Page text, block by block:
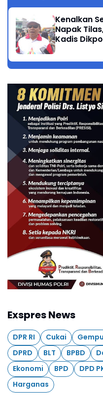
Kenalkan
Napak
Kadis
Exspres News
DPR RI Cukai
DPRD
BLT BPBD
Ekonomi
BPD DPD
Harganas